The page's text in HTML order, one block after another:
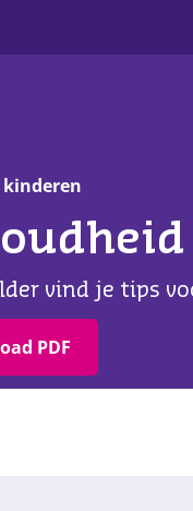
Vakantie en
Ons aanbod
vind je tips
PDF